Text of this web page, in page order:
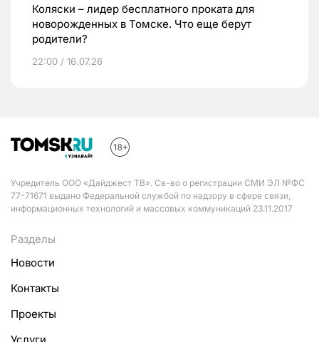
Коляски – лидер бесплатного проката для
новорожденных в Томске. Что еще берут
родители?
22:00 / 16.07.26
Учредитель ООО «Дайджест ТВ». Св-во о регистрации СМИ ЭЛ №ФС
77-71671 выдано Федеральной службой по надзору в сфере связи,
информационных технологий и массовых коммуникаций 23.11.2017
Разделы
Новости
Контакты
Проекты